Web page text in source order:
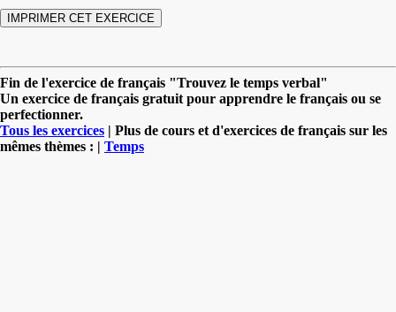
Fin de l'exercice de français "Trouvez le temps verbal"
Un exercice de français gratuit pour apprendre le français ou se
perfectionner.
Tous les exercices | Plus de cours et d'exercices de français sur les
mêmes thèmes : | Temps